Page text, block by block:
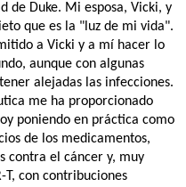
de Duke. Mi esposa, Vicki, y
que es la "luz de mi vida".
a Vicki y a mí hacer lo
aunque con algunas
alejadas las infecciones.
me ha proporcionado
poniendo en práctica como
de los medicamentos,
contra el cáncer y, muy
T, con contribuciones